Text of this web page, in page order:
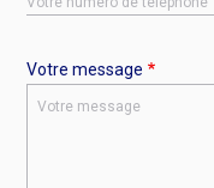
Votre message